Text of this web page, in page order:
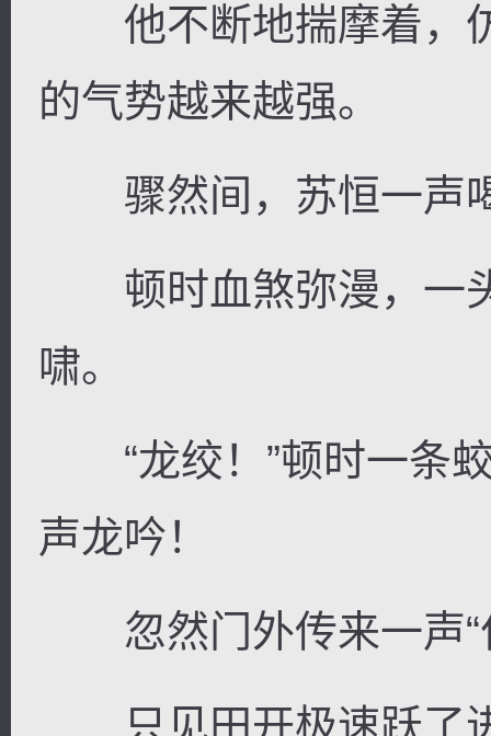
他不断地揣摩着，
的气势越来越强。
骤然间，苏恒一声喝
顿时血煞弥漫，一
啸。
“龙绞！”顿时一条蛟
声龙吟！
忽然门外传来一声“
只见田开极速跃了进